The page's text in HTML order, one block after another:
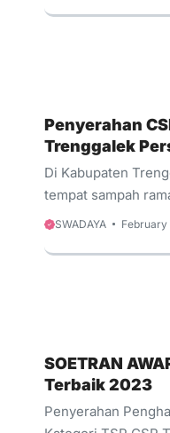
Penyerahan
Trenggalek
Di Kabupaten
tempat sampah
di Pasar Pon dan
Jwalita
SWADAYA February
SOETRAN
Terbaik 2023
Penyerahan